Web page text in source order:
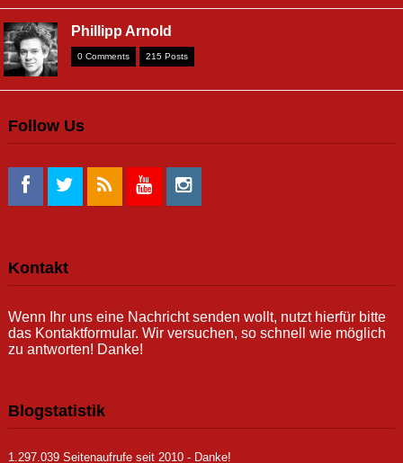
Phillipp Arnold
0 Comments 215 Posts
Follow Us
Kontakt
Wenn Ihr uns eine Nachricht senden wollt, nutzt hierfür bitte
das Kontaktformular. Wir versuchen, so schnell wie möglich
zu antworten! Danke!
Blogstatistik
1.297.039 Seitenaufrufe seit 2010 - Danke!